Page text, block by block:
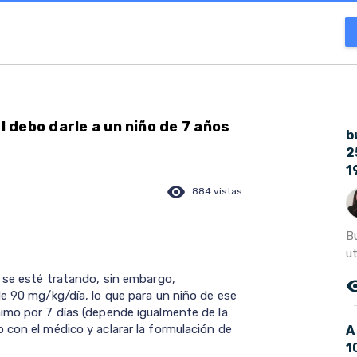
darle a un niño de 7 años
visibility 884 vistas
se esté tratando, sin embargo,
90 mg/kg/día, lo que para un niño de ese
por 7 días (depende igualmente de la
el médico y aclarar la formulación de